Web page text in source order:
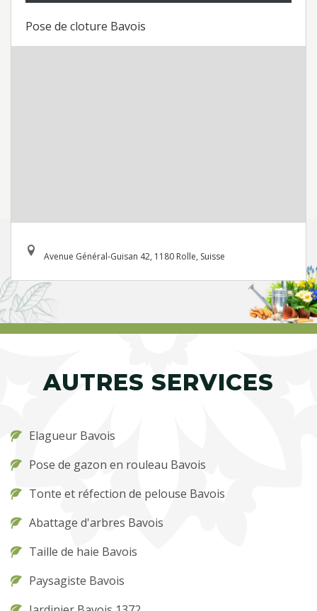
Pose de cloture Bavois
Avenue Général-Guisan 42, 1180 Rolle, Suisse
AUTRES SERVICES
Elagueur Bavois
Pose de gazon en rouleau Bavois
Tonte et réfection de pelouse Bavois
Abattage d'arbres Bavois
Taille de haie Bavois
Paysagiste Bavois